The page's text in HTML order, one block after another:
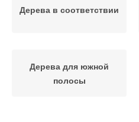
Дерева в соответствии
Дерева для южной
полосы